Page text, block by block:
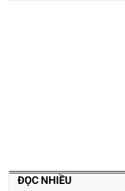
ĐỌC NHIỀU